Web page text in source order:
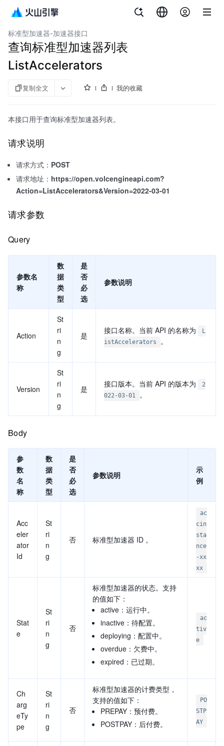
全球加速
标准型加速器-加速器接口
查询标准型加速器列表
ListAccelerators
复制全文 我的收藏
本接口用于查询标准型加速器列表。
请求说明
请求方式： POST
请求地址： https://open.volcengineapi.com?
Action=ListAccelerators&Version=2022-03-01
请求参数
Query
参数名
称
数
据
类
型
是
否
必
选
参数说明
Action
St
ri
n
g
是
接口名称。当前 API 的名称为
L
istAccelerators
。
Version
St
ri
n
g
是
接口版本。当前 API 的版本为
2
022-03-01
。
Body
参
数
名
称
数
据
类
型
是
否
必
选
参数说明
示
例
Acc
eler
ator
Id
St
ri
n
g
否 标准型加速器 ID 。
ac
cin
sta
nce
-xx
xx
Stat
e
St
ri
n
g
否
标准型加速器的状态。支持
的值如下：
active：运行中。
inactive：待配置。
deploying：配置中。
overdue：欠费中。
expired：已过期。
ac
tiv
e
Ch
arg
eTy
pe
St
ri
n
g
否
标准型加速器的计费类型，
支持的值如下：
PREPAY：预付费。
POSTPAY：后付费。
PO
STP
AY